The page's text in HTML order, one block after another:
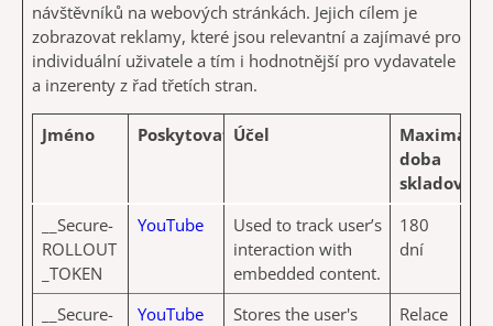
návštěvníků na webových stránkách. Jejich cílem je
zobrazovat reklamy, které jsou relevantní a zajímavé pro
individuální uživatele a tím i hodnotnější pro vydavatele
a inzerenty z řad třetích stran.
Jméno PoskytovatelÚčel
Maximální
doba
skladování
__Secure-
ROLLOUT
_TOKEN
YouTube
Used to track user’s
interaction with
embedded content.
180
dní
__Secure-
YouTube
Stores the user's
Relace